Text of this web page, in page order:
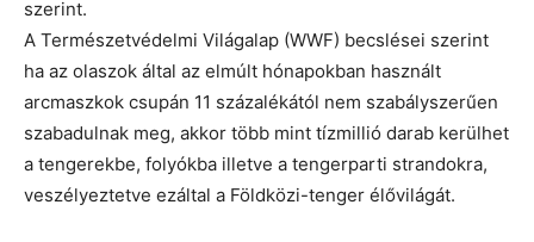
szerint.
A Természetvédelmi Világalap (WWF) becslései szerint
ha az olaszok által az elmúlt hónapokban használt
arcmaszkok csupán 11 százalékától nem szabályszerűen
szabadulnak meg, akkor több mint tízmillió darab kerülhet
a tengerekbe, folyókba illetve a tengerparti strandokra,
veszélyeztetve ezáltal a Földközi-tenger élővilágát.